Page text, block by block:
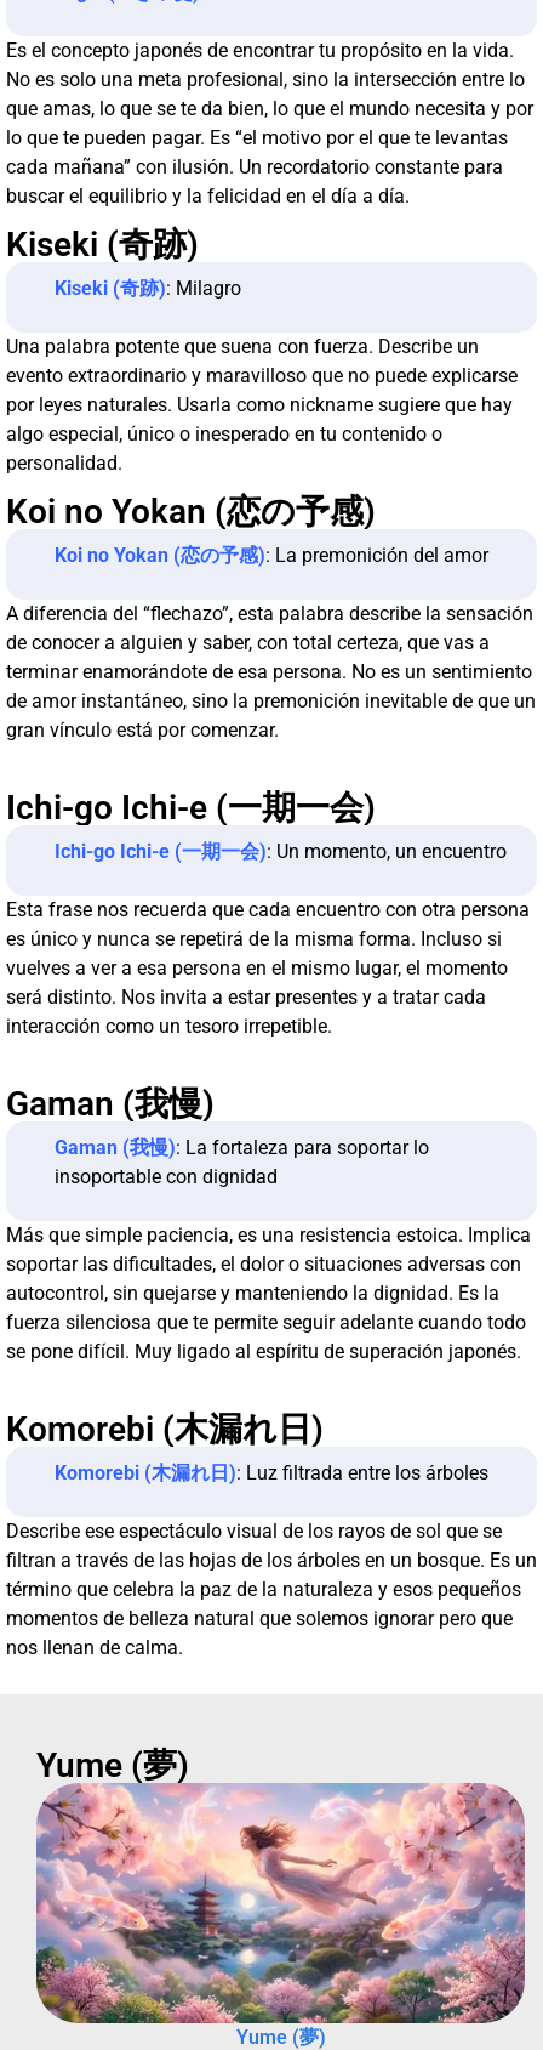
Es el concepto japonés de encontrar tu propósito en la vida.
No es solo una meta profesional, sino la intersección entre lo
que amas, lo que se te da bien, lo que el mundo necesita y por
lo que te pueden pagar. Es “el motivo por el que te levantas
cada mañana” con ilusión. Un recordatorio constante para
buscar el equilibrio y la felicidad en el día a día.
Kiseki (奇跡)
Kiseki (奇跡): Milagro
Una palabra potente que suena con fuerza. Describe un
evento extraordinario y maravilloso que no puede explicarse
por leyes naturales. Usarla como nickname sugiere que hay
algo especial, único o inesperado en tu contenido o
personalidad.
Koi no Yokan (恋の予感)
Koi no Yokan (恋の予感): La premonición del amor
A diferencia del “flechazo”, esta palabra describe la sensación
de conocer a alguien y saber, con total certeza, que vas a
terminar enamorándote de esa persona. No es un sentimiento
de amor instantáneo, sino la premonición inevitable de que un
gran vínculo está por comenzar.
Ichi-go Ichi-e (一期一会)
Ichi-go Ichi-e (一期一会): Un momento, un encuentro
Esta frase nos recuerda que cada encuentro con otra persona
es único y nunca se repetirá de la misma forma. Incluso si
vuelves a ver a esa persona en el mismo lugar, el momento
será distinto. Nos invita a estar presentes y a tratar cada
interacción como un tesoro irrepetible.
Gaman (我慢)
Gaman (我慢): La fortaleza para soportar lo
insoportable con dignidad
Más que simple paciencia, es una resistencia estoica. Implica
soportar las dificultades, el dolor o situaciones adversas con
autocontrol, sin quejarse y manteniendo la dignidad. Es la
fuerza silenciosa que te permite seguir adelante cuando todo
se pone difícil. Muy ligado al espíritu de superación japonés.
Komorebi (木漏れ日)
Komorebi (木漏れ日): Luz filtrada entre los árboles
Describe ese espectáculo visual de los rayos de sol que se
filtran a través de las hojas de los árboles en un bosque. Es un
término que celebra la paz de la naturaleza y esos pequeños
momentos de belleza natural que solemos ignorar pero que
nos llenan de calma.
Yume (夢)
Yume (夢)